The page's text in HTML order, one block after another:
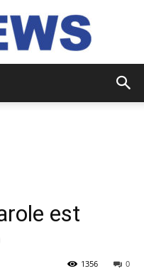
est
0
1356